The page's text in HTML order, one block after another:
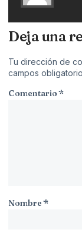
Deja una
Tu dirección de
campos
Comentario*
Nombre*